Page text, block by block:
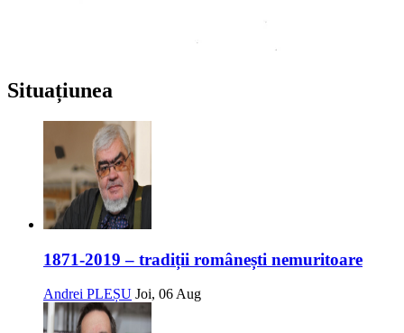
Situațiunea
1871-2019 – tradiții românești nemuritoare
Andrei PLEȘU Joi, 06 Aug